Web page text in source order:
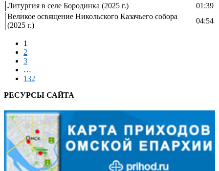
Литургия в селе Бородинка (2025 г.)
01:39
Великое освящение Никольского Казачьего собора
(2025 г.)
04:54
1
2
3
…
132
РЕСУРСЫ САЙТА